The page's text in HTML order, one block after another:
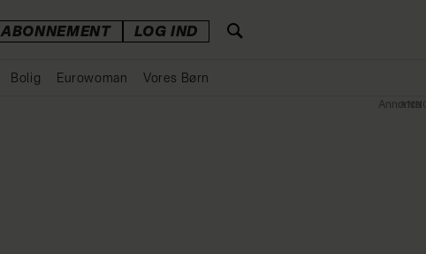
ABONNEMENT LOG IND
Bolig Eurowoman Vores Børn
Annonce